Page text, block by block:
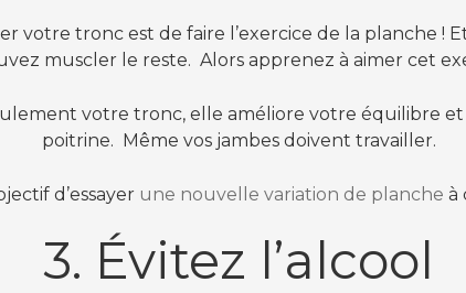
votre tronc est de faire l’exercice de la planche !
muscler le reste. Alors apprenez à aimer cet
votre tronc, elle améliore votre équilibre
poitrine. Même vos jambes doivent travailler.
d’essayer une nouvelle variation de planche à
3. Évitez l’alcool